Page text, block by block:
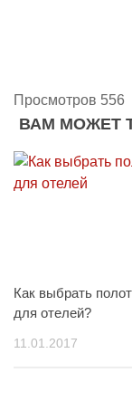
Просмотров 556
ВАМ МОЖЕТ
Как выбрать
для отелей?
11.01.2017